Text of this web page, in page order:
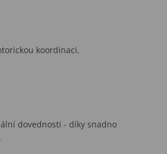
koordinaci.
dovednosti - díky snadno